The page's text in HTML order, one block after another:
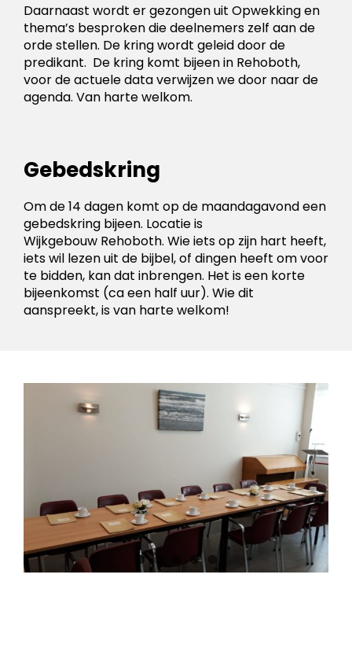
Daarnaast wordt er gezongen uit Opwekking en
thema’s besproken die deelnemers zelf aan de
orde stellen. De kring wordt geleid door de
predikant. De kring komt bijeen in Rehoboth,
voor de actuele data verwijzen we door naar de
agenda. Van harte welkom.
Gebedskring
Om de 14 dagen komt op de maandagavond een
gebedskring bijeen. Locatie is
Wijkgebouw Rehoboth. Wie iets op zijn hart heeft,
iets wil lezen uit de bijbel, of dingen heeft om voor
te bidden, kan dat inbrengen. Het is een korte
bijeenkomst (ca een half uur). Wie dit
aanspreekt, is van harte welkom!